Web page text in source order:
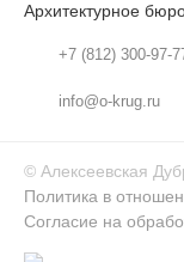
Архитектурное
+7 (812) 300-97-
info@o-krug.ru
© Алексеевская
Политика в
Согласие на